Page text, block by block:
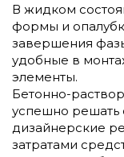
В жидком
формы и
завершения
удобные в
элементы.
Бетонно-
успешно решать
дизайнерские
затратами